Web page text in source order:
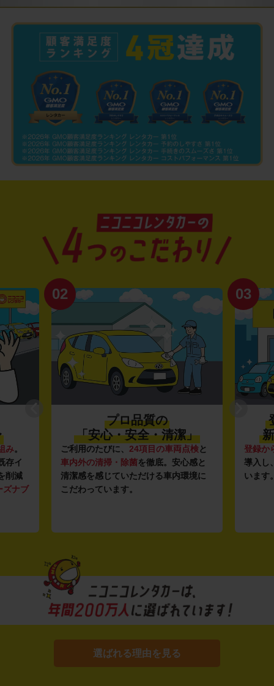
み。
存イ
削減
ズナブ
02
プロ品質の
「安心・安全・清潔」
ご利用のたびに、 24項目の車両点検と
車内外の清掃・除菌を徹底。安心感と
清潔感を感じていただける車内環境に
こだわっています。
03
登録か
導入し
います
選ばれる理由を見る